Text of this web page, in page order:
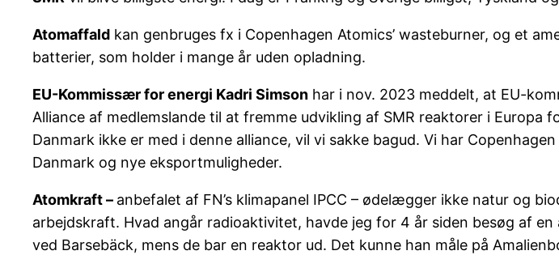
Atomaffald kan genbruges fx i Copenhagen Atomics’ wasteburner, og et
batterier, som holder i mange år uden opladning.
EU-Kommissær for energi Kadri Simson har i nov. 2023 meddelt, at EU-
Alliance af medlemslande til at fremme udvikling af SMR reaktorer i
Danmark ikke er med i denne alliance, vil vi sakke bagud. Vi har
Danmark og nye eksportmuligheder.
Atomkraft – anbefalet af FN’s klimapanel IPCC – ødelægger ikke natur og
arbejdskraft. Hvad angår radioaktivitet, havde jeg for 4 år siden besøg af
ved Barsebäck, mens de bar en reaktor ud. Det kunne han måle på